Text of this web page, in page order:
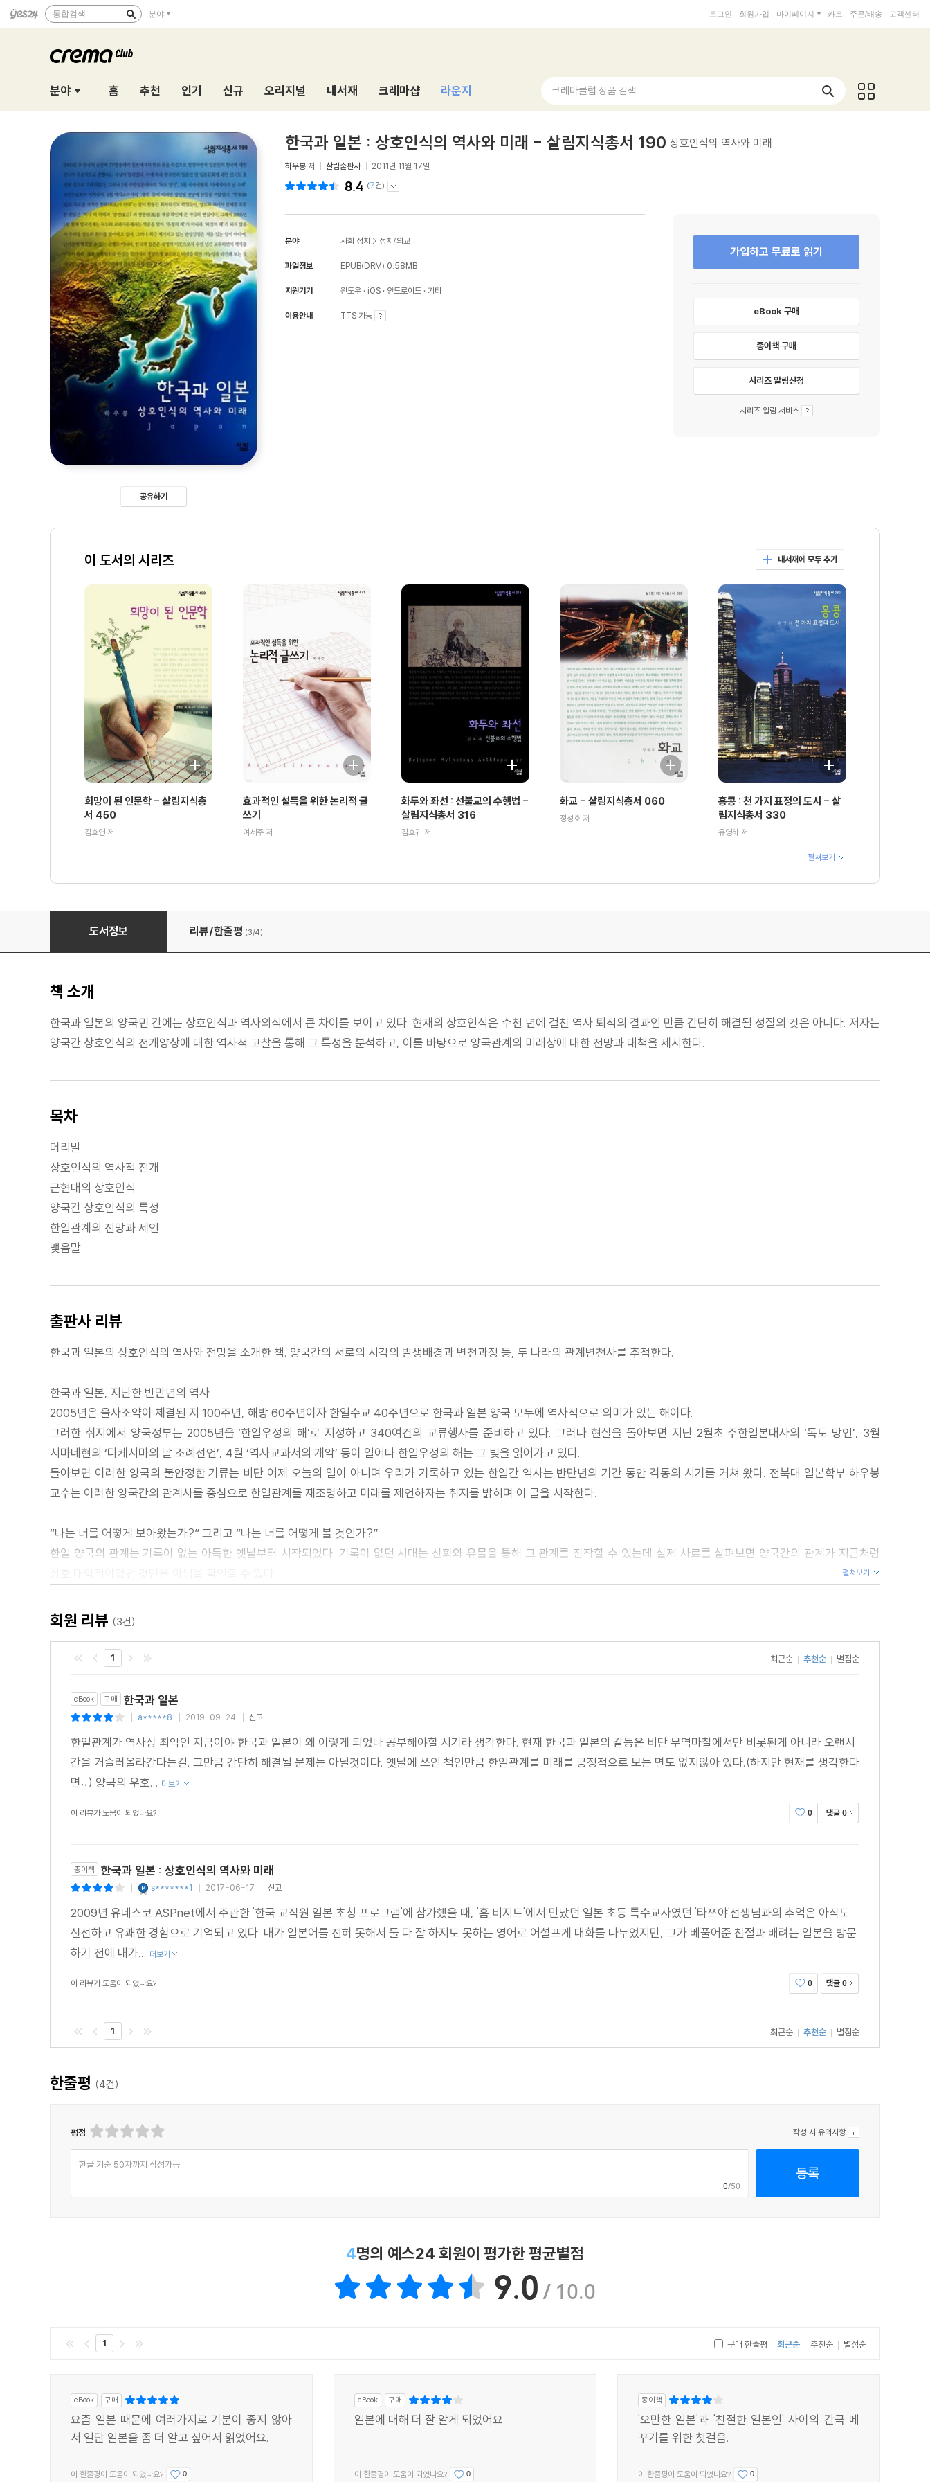
통합검색 분야 로그인 회원가입 마이페이지 카트 주문/배송 고객센터
분야 홈 추천 인기 신규 오리지널 내서재 크레마샵 라운지 크레마클럽 상품 검색
공유하기
한국과 일본 : 상호인식의 역사와 미래 - 살림지식총서 190 상호인식의 역사와 미래
하우봉 저 살림출판사 2011년 11월 17일
8.4 (7건)
분야 사회 정치 > 정치/외교
파일정보 EPUB(DRM) 0.58MB
지원기기 윈도우 iOS 안드로이드 기타
이용안내 TTS 가능
가입하고 무료로 읽기
eBook 구매
종이책 구매
시리즈 알림신청
시리즈 알림 서비스
이 도서의 시리즈 내서재에 모두 추가
희망이 된 인문학 - 살림지식총
서 450
김호연 저
효과적인 설득을 위한 논리적 글
쓰기
여세주 저
화두와 좌선 : 선불교의 수행법 -
살림지식총서 316
김호귀 저
화교 - 살림지식총서 060
정성호 저
홍콩 : 천 가지 표정의 도시 - 살
림지식총서 330
유영하 저
펼쳐보기
한국과 일본 : 상호인식의 역사와 미래 - 살림지식총서 190
도서정보 리뷰/한줄평 (3/4)
책 소개
한국과 일본의 양국민 간에는 상호인식과 역사의식에서 큰 차이를 보이고 있다. 현재의 상호인식은 수천 년에 걸친 역사 퇴적의 결과인 만큼 간단히 해결될 성질의 것은 아니다. 저자는
양국간 상호인식의 전개양상에 대한 역사적 고찰을 통해 그 특성을 분석하고, 이를 바탕으로 양국관계의 미래상에 대한 전망과 대책을 제시한다.
목차
머리말
상호인식의 역사적 전개
근현대의 상호인식
양국간 상호인식의 특성
한일관계의 전망과 제언
맺음말
출판사 리뷰
한국과 일본의 상호인식의 역사와 전망을 소개한 책. 양국간의 서로의 시각의 발생배경과 변천과정 등, 두 나라의 관계변천사를 추적한다.
한국과 일본, 지난한 반만년의 역사
2005년은 을사조약이 체결된 지 100주년, 해방 60주년이자 한일수교 40주년으로 한국과 일본 양국 모두에 역사적으로 의미가 있는 해이다.
그러한 취지에서 양국정부는 2005년을 ‘한일우정의 해’로 지정하고 340여건의 교류행사를 준비하고 있다. 그러나 현실을 돌아보면 지난 2월초 주한일본대사의 ‘독도 망언’, 3월
시마네현의 ‘다케시마의 날 조례선언’, 4월 ‘역사교과서의 개악’ 등이 일어나 한일우정의 해는 그 빛을 읽어가고 있다.
돌아보면 이러한 양국의 불안정한 기류는 비단 어제 오늘의 일이 아니며 우리가 기록하고 있는 한일간 역사는 반만년의 기간 동안 격동의 시기를 거쳐 왔다. 전북대 일본학부 하우봉
교수는 이러한 양국간의 관계사를 중심으로 한일관계를 재조명하고 미래를 제언하자는 취지를 밝히며 이 글을 시작한다.
“나는 너를 어떻게 보아왔는가?” 그리고 “나는 너를 어떻게 볼 것인가?”
한일 양국의 관계는 기록이 없는 아득한 옛날부터 시작되었다. 기록이 없던 시대는 신화와 유물을 통해 그 관계를 짐작할 수 있는데 실제 사료를 살펴보면 양국간의 관계가 지금처럼
교류를 펼쳤으며 한때 일본은 한국을 ‘선진문화국’으로 인식하기까지 했다. 당시 한반도의 여러 나라들은 일본을 교역의 대상으로 보고 교류를 망설이지 않았다. 그러나 이러한 양국의
이러한 인식은 몇몇 전쟁을 통해 뿌리 깊게 각인되는데 실리와 명분 사이에서 끊임없는 갈등관계가 지속돼 왔다. 여기서 저자는 내가 상대를 보는 인식대로 상대도 나를 보는
한일관계를 바라보는 새로운 지침서
상호인식은 수천 년간에 걸친 집단적 체험의 산물로 국가간 문제는 간단히 해결될 수 있는 차원의 것이 아니다. 한국과 일본은 장구한 역사 속에서 때때로 부자연스러운 관계를 지속해
왔고 특히 19세기 말 이래 20세기 전반기까지의 갈등은 아직 청산되지 못한 채 미래의 멍에로 남아있어 양국의 미래를 어둡게 하기도 한다.
저자는 양국의 역사 전개를 살펴보며 한일관계에 대한 양국민 자세에 대해 ‘화해와 이해’를 강조하며 글을 마무리하고 있다.
폭발성을 지닌 휴화산과 같다고 이야기한다. 이 책은 상호인식의 개선이야말로 한일관계의 관건임을 강조하고, 이성적으로 접근해 그 원인을 규명하고, 미래를 향한 열린 마음으로
펼쳐보기
회원 리뷰 (3건)
1 최근순 추천순 별점순
eBook 구매 한국과 일본
a*****8 2019-09-24 신고
한일관계가 역사상 최악인 지금이야 한국과 일본이 왜 이렇게 되었나 공부해야할 시기라 생각한다. 현재 한국과 일본의 갈등은 비단 무역마찰에서만 비롯된게 아니라 오랜시
간을 거슬러올라간다는걸. 그만큼 간단히 해결될 문제는 아닐것이다. 옛날에 쓰인 책인만큼 한일관계를 미래를 긍정적으로 보는 면도 없지않아 있다.(하지만 현재를 생각한다
면;;) 양국의 우호... 더보기
이 리뷰가 도움이 되었나요? 0 댓글 0
종이책 한국과 일본 : 상호인식의 역사와 미래
s*******1 2017-06-17 신고
2009년 유네스코 ASPnet에서 주관한 '한국 교직원 일본 초청 프로그램'에 참가했을 때, '홈 비지트'에서 만났던 일본 초등 특수교사였던 '타쯔야'선생님과의 추억은 아직도
신선하고 유쾌한 경험으로 기억되고 있다. 내가 일본어를 전혀 못해서 둘 다 잘 하지도 못하는 영어로 어설프게 대화를 나누었지만, 그가 베풀어준 친절과 배려는 일본을 방문
하기 전에 내가... 더보기
이 리뷰가 도움이 되었나요? 0 댓글 0
1 최근순 추천순 별점순
한줄평 (4건)
평점 작성 시 유의사항
한글 기준 50자까지 작성가능
0/50
등록
4명의 예스24 회원이 평가한 평균별점
9.0 / 10.0
1 구매 한줄평 최근순 추천순 별점순
eBook 구매
요즘 일본 때문에 여러가지로 기분이 좋지 않아
서 일단 일본을 좀 더 알고 싶어서 읽었어요.
이 한줄평이 도움이 되었나요? 0
eBook 구매
일본에 대해 더 잘 알게 되었어요
이 한줄평이 도움이 되었나요? 0
종이책
'오만한 일본'과 '친절한 일본인' 사이의 간극 메
꾸기를 위한 첫걸음.
이 한줄평이 도움이 되었나요? 0